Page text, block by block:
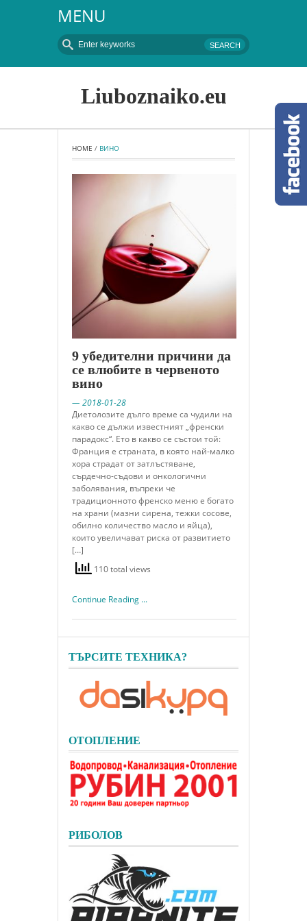
MENU
Liuboznaiko.eu
HOME / ВИНО
9 убедителни причини да
се влюбите в червеното
вино
— 2018-01-28
Диетолозите дълго време са чудили на
какво се дължи известният „френски
парадокс“. Ето в какво се състои той:
Франция е страната, в която най-малко
хора страдат от затлъстяване,
сърдечно-съдови и онкологични
заболявания, въпреки че
традиционното френско меню е богато
на храни (мазни сирена, тежки сосове,
обилно количество масло и яйца),
които увеличават риска от развитието
[…]
110 total views
Continue Reading ...
ТЪРСИТЕ ТЕХНИКА?
ОТОПЛЕНИЕ
РИБОЛОВ